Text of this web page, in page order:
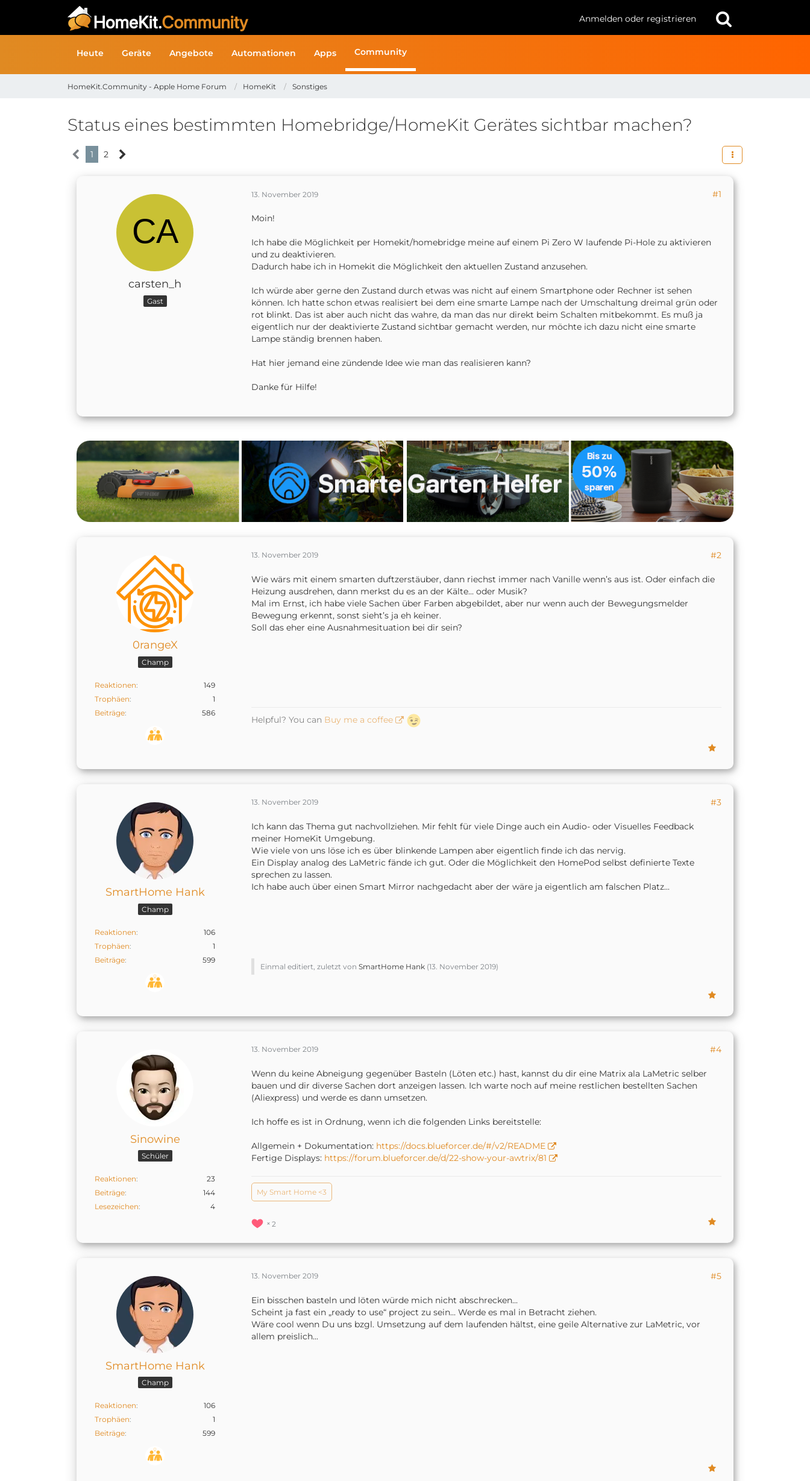
Anmelden oder registrieren
Heute Geräte Angebote Automationen Apps Community
HomeKit.Community - Apple Home Forum HomeKit Sonstiges
Status eines bestimmten Homebridge/HomeKit Gerätes sichtbar machen?
1 2
carsten_h
Gast
13. November 2019 #1
Moin!
Ich habe die Möglichkeit per Homekit/homebridge meine auf einem Pi Zero W laufende Pi-Hole zu aktivieren
und zu deaktivieren.
Dadurch habe ich in Homekit die Möglichkeit den aktuellen Zustand anzusehen.
Ich würde aber gerne den Zustand durch etwas was nicht auf einem Smartphone oder Rechner ist sehen
können. Ich hatte schon etwas realisiert bei dem eine smarte Lampe nach der Umschaltung dreimal grün oder
rot blinkt. Das ist aber auch nicht das wahre, da man das nur direkt beim Schalten mitbekommt. Es muß ja
eigentlich nur der deaktivierte Zustand sichtbar gemacht werden, nur möchte ich dazu nicht eine smarte
Lampe ständig brennen haben.
Hat hier jemand eine zündende Idee wie man das realisieren kann?
Danke für Hilfe!
0rangeX
Champ
Reaktionen
149
Trophäen
1
Beiträge
586
13. November 2019 #2
Wie wärs mit einem smarten duftzerstäuber, dann riechst immer nach Vanille wenn’s aus ist. Oder einfach die
Heizung ausdrehen, dann merkst du es an der Kälte... oder Musik?
Mal im Ernst, ich habe viele Sachen über Farben abgebildet, aber nur wenn auch der Bewegungsmelder
Bewegung erkennt, sonst sieht’s ja eh keiner.
Soll das eher eine Ausnahmesituation bei dir sein?
Helpful? You can Buy me a coffee
SmartHome Hank
Champ
Reaktionen
106
Trophäen
1
Beiträge
599
13. November 2019 #3
Ich kann das Thema gut nachvollziehen. Mir fehlt für viele Dinge auch ein Audio- oder Visuelles Feedback
meiner HomeKit Umgebung.
Wie viele von uns löse ich es über blinkende Lampen aber eigentlich finde ich das nervig.
Ein Display analog des LaMetric fände ich gut. Oder die Möglichkeit den HomePod selbst definierte Texte
sprechen zu lassen.
Ich habe auch über einen Smart Mirror nachgedacht aber der wäre ja eigentlich am falschen Platz...
Einmal editiert, zuletzt von SmartHome Hank (13. November 2019)
Sinowine
Schüler
Reaktionen
23
Beiträge
144
Lesezeichen
4
13. November 2019 #4
Wenn du keine Abneigung gegenüber Basteln (Löten etc.) hast, kannst du dir eine Matrix ala LaMetric selber
bauen und dir diverse Sachen dort anzeigen lassen. Ich warte noch auf meine restlichen bestellten Sachen
(Aliexpress) und werde es dann umsetzen.
Ich hoffe es ist in Ordnung, wenn ich die folgenden Links bereitstelle:
Allgemein + Dokumentation: https://docs.blueforcer.de/#/v2/README
Fertige Displays: https://forum.blueforcer.de/d/22-show-your-awtrix/81
My Smart Home <3
2
SmartHome Hank
Champ
Reaktionen
106
Trophäen
1
Beiträge
599
13. November 2019 #5
Ein bisschen basteln und löten würde mich nicht abschrecken...
Scheint ja fast ein „ready to use“ project zu sein... Werde es mal in Betracht ziehen.
Wäre cool wenn Du uns bzgl. Umsetzung auf dem laufenden hältst, eine geile Alternative zur LaMetric, vor
allem preislich...